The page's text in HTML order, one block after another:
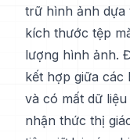
trữ hình ảnh dựa
kích thước tệp
lượng hình ảnh.
kết hợp giữa các
và có mất dữ
nhận thức thị